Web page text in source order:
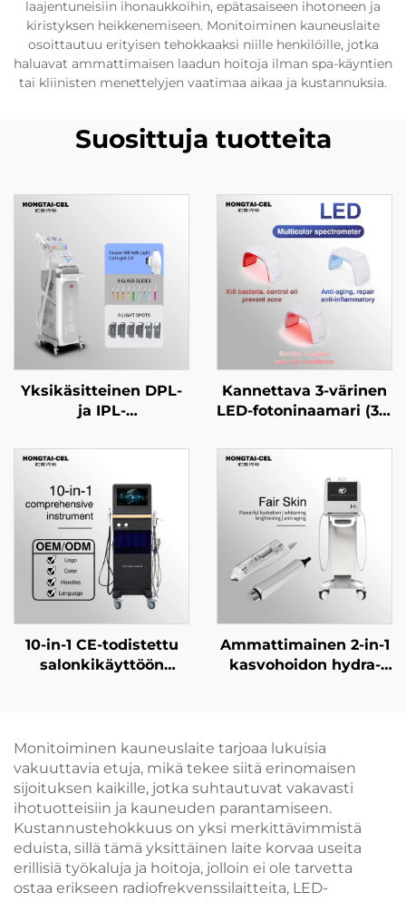
laajentuneisiin ihonaukkoihin, epätasaiseen ihotoneen ja
kiristyksen heikkenemiseen. Monitoiminen kauneuslaite
osoittautuu erityisen tehokkaaksi niille henkilöille, jotka
haluavat ammattimaisen laadun hoitoja ilman spa-käyntien
tai kliinisten menettelyjen vaatimaa aikaa ja kustannuksia.
Suosittuja tuotteita
Yksikäsitteinen DPL-
ja IPL-
ihovalkaisuun,
karvanpoistoon ja
ikääntymisen
estämiseen
kauneuslaitoksille
Kannettava 3-värinen
LED-fotoninaamari (312
kotikäyttöön ja
salonkikäyttöön:
valkaisu, aknen hoito
ja ikääntymisen
estävä korjaus
10-in-1 CE-todistettu
salonkikäyttöön
ultraäänilaite +
happoinjektori +
kuumapakkaus/kylmäpakkaus
-vasara iholle
Ammattimainen 2-in-1
kasvohoidon hydra-
korkeapaineisella
suihkulla,
kauneussalongin
laitteisto
Monitoiminen kauneuslaite tarjoaa lukuisia
vakuuttavia etuja, mikä tekee siitä erinomaisen
sijoituksen kaikille, jotka suhtautuvat vakavasti
ihotuotteisiin ja kauneuden parantamiseen.
Kustannustehokkuus on yksi merkittävimmistä
eduista, sillä tämä yksittäinen laite korvaa useita
erillisiä työkaluja ja hoitoja, jolloin ei ole tarvetta
ostaa erikseen radiofrekvenssilaitteita, LED-